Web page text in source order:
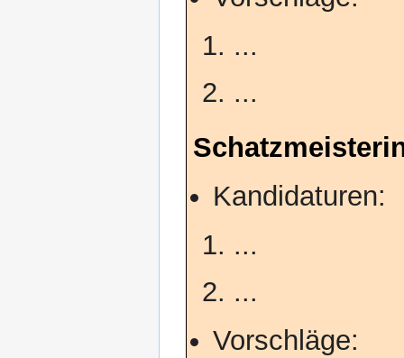
...
...
Kandidaturen:
...
...
Vorschläge: